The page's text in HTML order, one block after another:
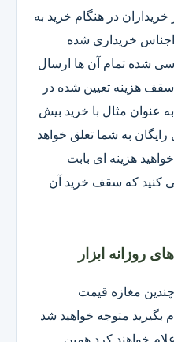
در هنگام خرید به
اجناس خریداری شده
شده تمام آن ها ارسال
هزینه تعیین شده در
عنوان مثال با خرید بیش
ارسال رایگان به شما تعلق خواهد
هزینه ای بابت
کنید که سقف خرید آن
روزانه ابزار
چندین مغازه قیمت
بگیرید متوجه خواهید شد
خواهند کرد همین